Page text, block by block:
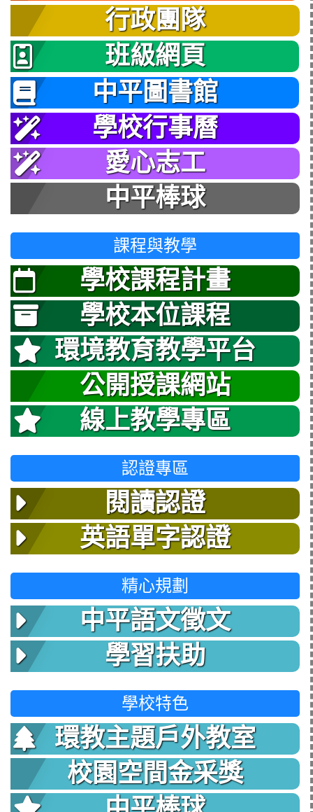
行政團隊
班級網頁
中平圖書館
學校行事曆
愛心志工
中平棒球
課程與教學
學校課程計畫
學校本位課程
環境教育教學平台
公開授課網站
線上教學專區
認證專區
閱讀認證
英語單字認證
精心規劃
中平語文徵文
學習扶助
學校特色
環教主題戶外教室
校園空間金采獎